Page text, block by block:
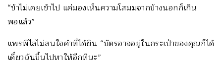
“ข้าไม่เคยเข้าไป แค่มองเห็นความโสมมจากข้างนอกก็เกิน
พอแล้ว”
แพรพิไลไม่สนใจคำที่ได้ยิน “บัตรอาจอยู่ในกระเป๋าของคุณก็ได้
เดี๋ยวฉันขึ้นไปหาให้อีกทีนะ”